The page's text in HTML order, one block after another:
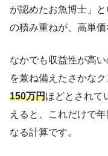
が認めたお魚博士」
の積み重ねが、高単価
なかでも収益性が高
を兼ね備えたさかな
150万円ほどとされて
えると、これだけで
なる計算です。